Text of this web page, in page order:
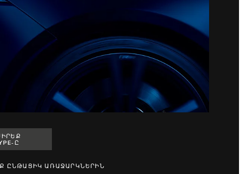
Ը
ԸՆԹԱՑԻԿ ԱՌԱՋԱՐԿՆԵՐԻՆ